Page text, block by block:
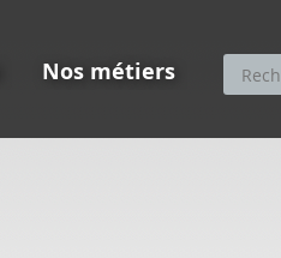
Nos métiers